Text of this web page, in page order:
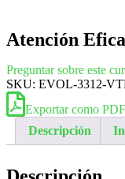
Atención
Preguntar sobre este
SKU: EVOL-3312-
Exportar como PDF
Descripción